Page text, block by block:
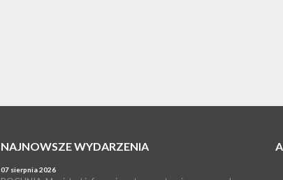
NAJNOWSZE WYDARZENIA
07 sierpnia 2026